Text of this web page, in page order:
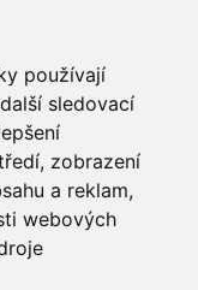
používají
sledovací
zobrazení
a reklam,
webových